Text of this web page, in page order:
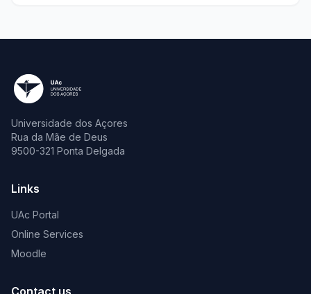
Universidade dos Açores
Rua da Mãe de Deus
9500-321 Ponta Delgada
Links
UAc Portal
Online Services
Moodle
Contact us